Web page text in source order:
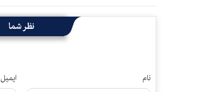
نظر شما
نام ایمیل